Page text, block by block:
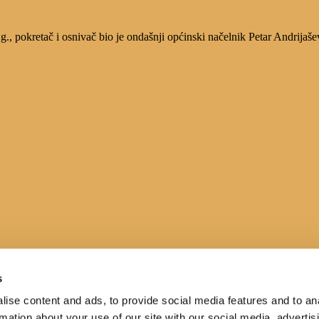
content and ads, to provide social media features and to
pokretač i osnivač bio je ondašnji općinski načelnik Petar